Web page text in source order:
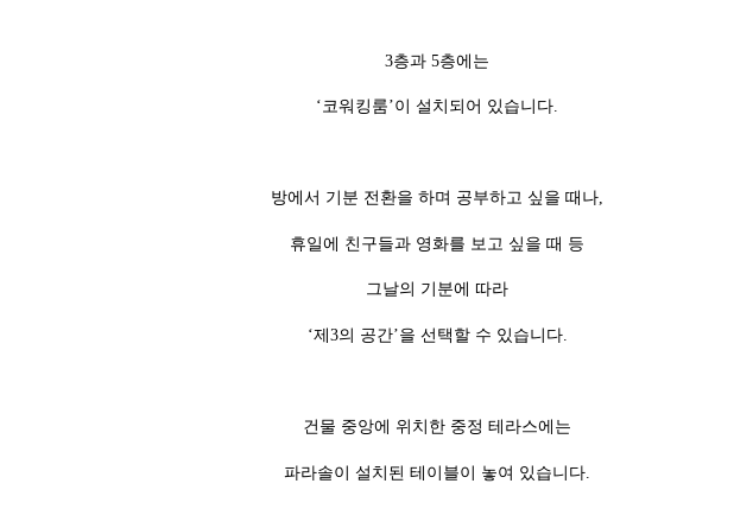
3층과 5층에는
‘코워킹룸’이 설치되어 있습니다.
방에서 기분 전환을 하며 공부하고 싶을 때나,
휴일에 친구들과 영화를 보고 싶을 때 등
그날의 기분에 따라
‘제3의 공간’을 선택할 수 있습니다.
건물 중앙에 위치한 중정 테라스에는
파라솔이 설치된 테이블이 놓여 있습니다.